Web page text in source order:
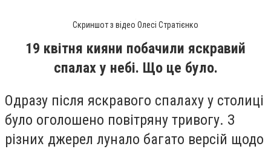
Скриншот з відео Олесі Стратієнко
19 квітня кияни побачили яскравий
спалах у небі. Що це було.
Одразу після яскравого спалаху у столиці
було оголошено повітряну тривогу. З
різних джерел лунало багато версій щодо